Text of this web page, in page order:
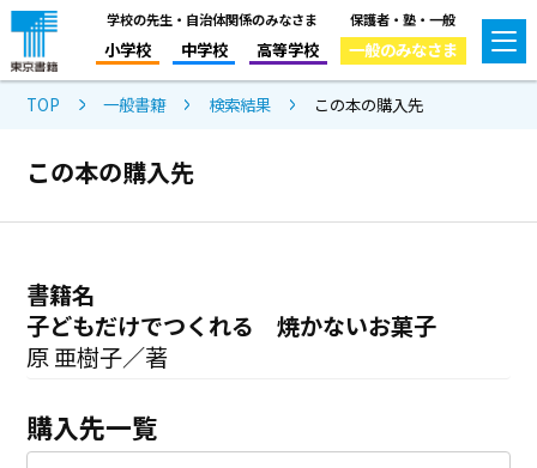
学校の先生・自治体関係のみなさま
小学校 中学校 高等学校
保護者・塾・一般
一般のみなさま
TOP 一般書籍 検索結果 この本の購入先
この本の購入先
書籍名
子どもだけでつくれる 焼かないお菓子
原 亜樹子／著
購入先一覧